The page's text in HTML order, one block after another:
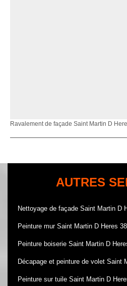
Ravalement de façade Saint Martin D
AUTRES
Nettoyage de façade Saint Martin D
Peinture mur Saint Martin D Heres
Peinture boiserie Saint Martin D
Décapage et peinture de volet Saint
Peinture sur tuile Saint Martin D